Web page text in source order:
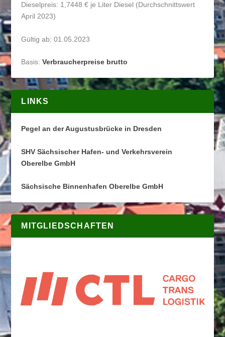
Dieselpreis: 1,7448 € je Liter Diesel (Durchschnittswert
April 2023)
Gültig ab: 01.05.2023
Basis:Verbraucherpreise brutto
LINKS
Pegel an der Augustusbrücke in Dresden
SHV Sächsischer Hafen- und Verkehrsverein
Oberelbe GmbH
Sächsische Binnenhafen Oberelbe GmbH
MITGLIEDSCHAFTEN